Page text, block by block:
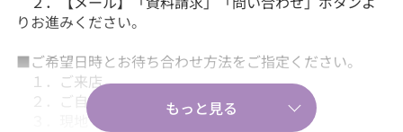
りお進みください。
■ご希望日時とお待ち合わせ方法をご指定ください。
１．ご来店
２．ご自宅送迎
３．現地・最寄駅等でのお待ち合わせ。